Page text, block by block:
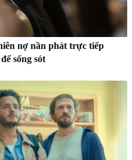
nợ nần phát trực tiếp
sống sót